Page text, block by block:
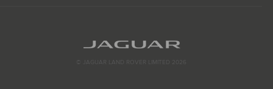
© JAGUAR LAND ROVER LIMITED 2026